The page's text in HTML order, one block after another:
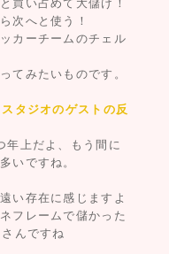
買い占めて大儲け！
次へと使う！
カーチームのチェル
てみたいものです。
タジオのゲストの反
年上だよ、もう間に
いですね。
い存在に感じますよ
フレームで儲かった
んですね